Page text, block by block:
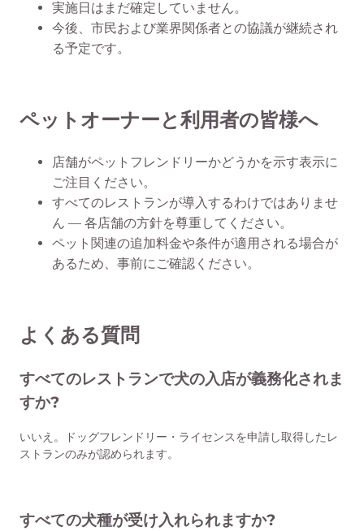
実施日はまだ確定していません。
今後、市民および業界関係者との協議が継続され
る予定です。
ペットオーナーと利用者の皆様へ
店舗がペットフレンドリーかどうかを示す表示に
ご注目ください。
すべてのレストランが導入するわけではありませ
ん — 各店舗の方針を尊重してください。
ペット関連の追加料金や条件が適用される場合が
あるため、事前にご確認ください。
よくある質問
すべてのレストランで犬の入店が義務化されま
すか?
いいえ。ドッグフレンドリー・ライセンスを申請し取得したレ
ストランのみが認められます。
すべての犬種が受け入れられますか?